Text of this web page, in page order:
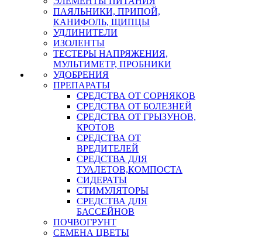
ПАЯЛЬНИКИ, ПРИПОЙ,
КАНИФОЛЬ, ЩИПЦЫ
УДЛИНИТЕЛИ
ИЗОЛЕНТЫ
ТЕСТЕРЫ НАПРЯЖЕНИЯ,
МУЛЬТИМЕТР, ПРОБНИКИ
УДОБРЕНИЯ
ПРЕПАРАТЫ
СРЕДСТВА ОТ СОРНЯКОВ
СРЕДСТВА ОТ БОЛЕЗНЕЙ
СРЕДСТВА ОТ ГРЫЗУНОВ,
КРОТОВ
СРЕДСТВА ОТ
ВРЕДИТЕЛЕЙ
СРЕДСТВА ДЛЯ
ТУАЛЕТОВ,КОМПОСТА
СИДЕРАТЫ
СТИМУЛЯТОРЫ
СРЕДСТВА ДЛЯ
БАССЕЙНОВ
ПОЧВОГРУНТ
СЕМЕНА ЦВЕТЫ